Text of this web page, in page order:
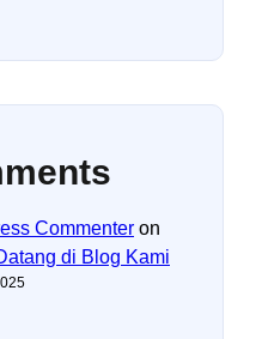
Commenter on
di Blog Kami